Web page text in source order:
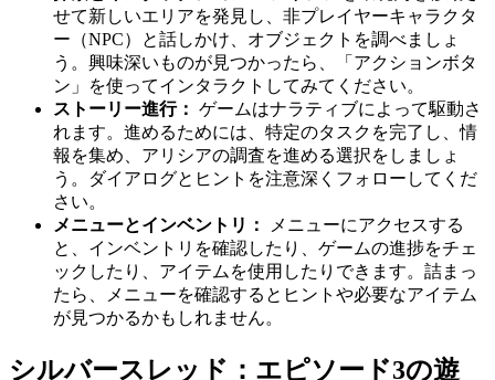
せて新しいエリアを発見し、非プレイヤーキャラクタ
ー（NPC）と話しかけ、オブジェクトを調べましょ
う。興味深いものが見つかったら、「アクションボタ
ン」を使ってインタラクトしてみてください。
ストーリー進行： ゲームはナラティブによって駆動さ
れます。進めるためには、特定のタスクを完了し、情
報を集め、アリシアの調査を進める選択をしましょ
う。ダイアログとヒントを注意深くフォローしてくだ
さい。
メニューとインベントリ：
メニューにアクセスする
と、インベントリを確認したり、ゲームの進捗をチェ
ックしたり、アイテムを使用したりできます。詰まっ
たら、メニューを確認するとヒントや必要なアイテム
が見つかるかもしれません。
シルバースレッド：エピソード3の遊